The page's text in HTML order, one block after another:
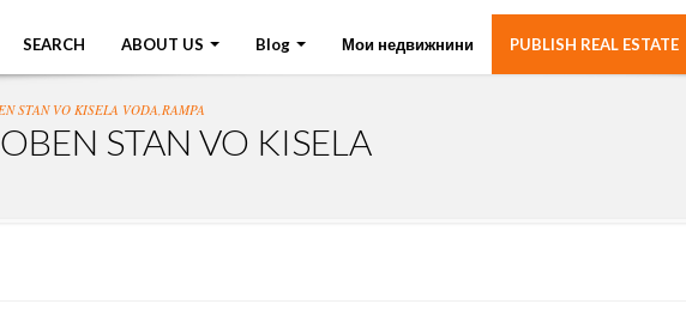
SEARCH ABOUT US Blog Мои недвижнини PUBLISH REAL ESTATE
STAN VO KISELA VODA,RAMPA
STAN VO KISELA